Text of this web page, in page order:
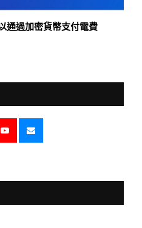
通過加密貨幣支付電費